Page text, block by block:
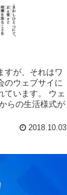
すが、それはワ
のウェブサイに
ています。 ウェ
らの生活様式が
2018.10.03